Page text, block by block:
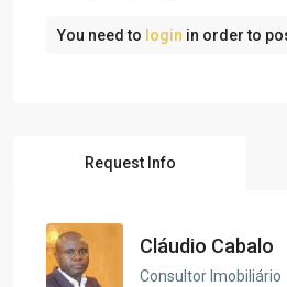
You need to login in order to
Request Info
Cláudio Cabalo
Consultor Imobiliário